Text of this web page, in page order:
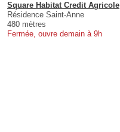
Square Habitat Credit Agricole
Résidence Saint-Anne
480 mètres
Fermée, ouvre demain à 9h